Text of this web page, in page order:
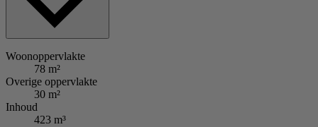
Woonoppervlakte
78 m²
Overige oppervlakte
30 m²
Inhoud
423 m³